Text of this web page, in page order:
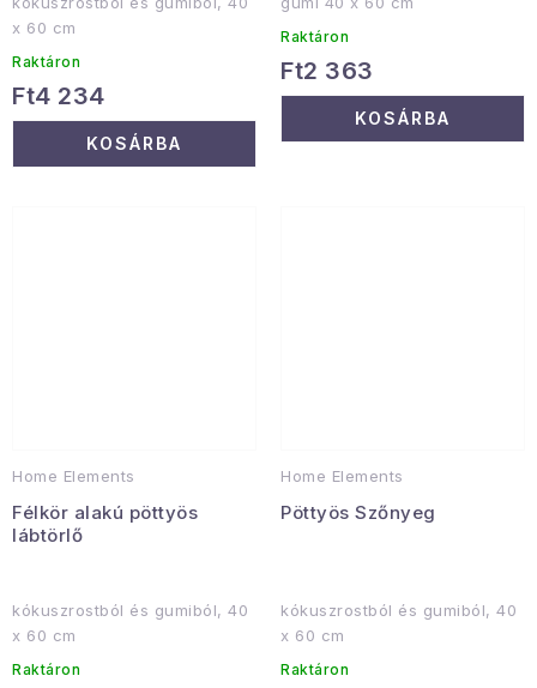
x 60 cm
Raktáron
Ft4 234
KOSÁRBA
Raktáron
Ft2 363
KOSÁRBA
Home Elements
Félkör alakú pöttyös
lábtörlő
kókuszrostból és gumiból, 40
x 60 cm
Raktáron
Home Elements
Pöttyös Szőnyeg
kókuszrostból és gumiból, 40
x 60 cm
Raktáron